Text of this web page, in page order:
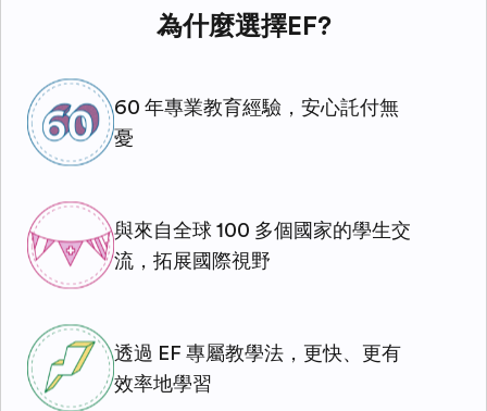
為什麼選擇EF?
60 年專業教育經驗，安心託付無
憂
與來自全球 100 多個國家的學生交
流，拓展國際視野
透過 EF 專屬教學法，更快、更有
效率地學習